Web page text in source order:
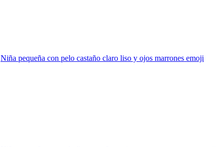
Niña pequeña con pelo castaño claro liso y ojos marrones emoji